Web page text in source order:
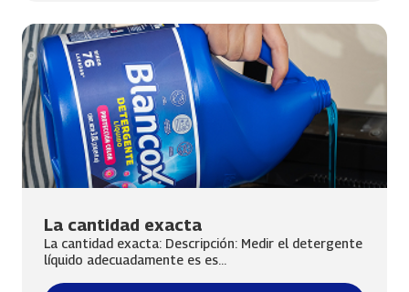
La cantidad exacta
La cantidad exacta: Descripción: Medir el detergente
líquido adecuadamente es es...